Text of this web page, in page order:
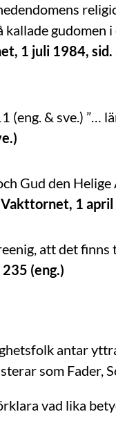
gudomen
1 juli 1984,
(eng. & sve.) ”…
Gud den
1 april
att det finns
(eng.)
antar
som Fader,
vad lika